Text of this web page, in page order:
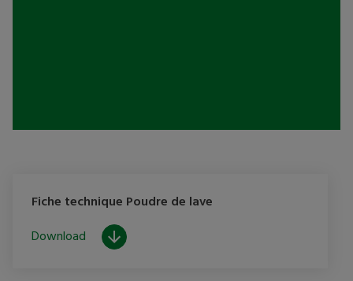
Fiche technique Poudre de lave
Download